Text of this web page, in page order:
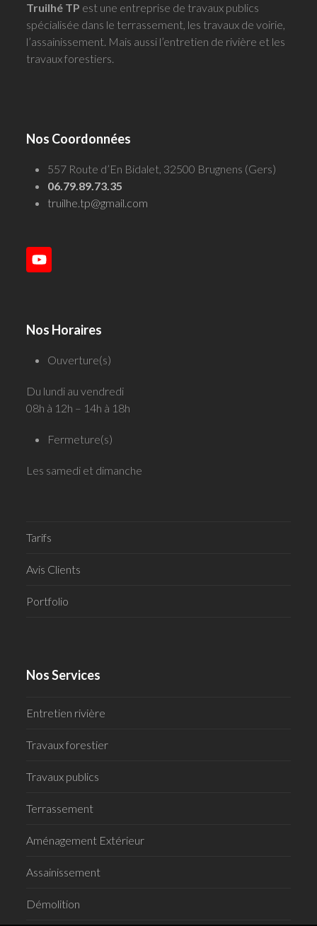
Truilhé TP est une entreprise de travaux publics
spécialisée dans le terrassement, les travaux de voirie,
l’assainissement. Mais aussi l’entretien de rivière et les
travaux forestiers.
Nos Coordonnées
557 Route d’En Bidalet, 32500 Brugnens (Gers)
06.79.89.73.35
truilhe.tp@gmail.com
YouTube
Nos Horaires
Ouverture(s)
Du lundi au vendredi
08h à 12h – 14h à 18h
Fermeture(s)
Les samedi et dimanche
Tarifs
Avis Clients
Portfolio
Nos Services
Entretien rivière
Travaux forestier
Travaux publics
Terrassement
Aménagement Extérieur
Assainissement
Démolition